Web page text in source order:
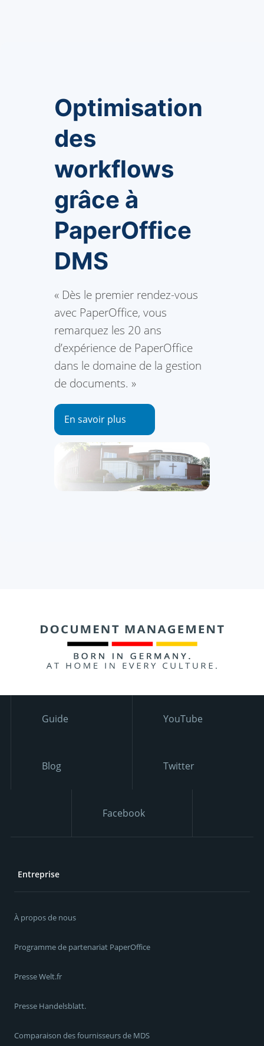
Optimisation
des
workflows
grâce à
PaperOffice
DMS
« Dès le premier rendez-vous
avec PaperOffice, vous
remarquez les 20 ans
d’expérience de PaperOffice
dans le domaine de la gestion
de documents. »
En savoir plus
Guide YouTube
Blog Twitter
Facebook
Entreprise
À propos de nous
Programme de partenariat PaperOffice
Presse Welt.fr
Presse Handelsblatt.
Comparaison des fournisseurs de MDS